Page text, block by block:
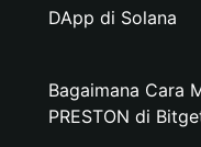
DApp di Solana
Bagaimana Cara
PRESTON di